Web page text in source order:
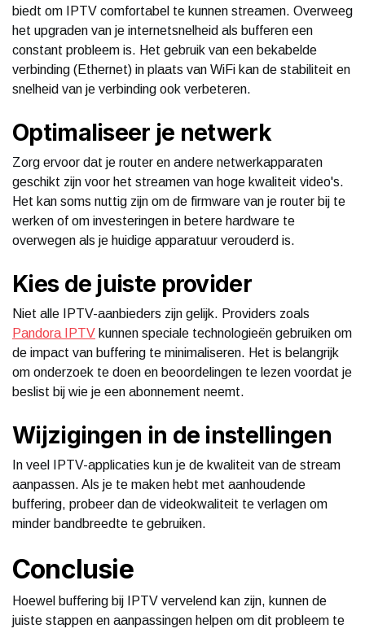
biedt om IPTV comfortabel te kunnen streamen. Overweeg
het upgraden van je internetsnelheid als bufferen een
constant probleem is. Het gebruik van een bekabelde
verbinding (Ethernet) in plaats van WiFi kan de stabiliteit en
snelheid van je verbinding ook verbeteren.
Optimaliseer je netwerk
Zorg ervoor dat je router en andere netwerkapparaten
geschikt zijn voor het streamen van hoge kwaliteit video's.
Het kan soms nuttig zijn om de firmware van je router bij te
werken of om investeringen in betere hardware te
overwegen als je huidige apparatuur verouderd is.
Kies de juiste provider
Niet alle IPTV-aanbieders zijn gelijk. Providers zoals
Pandora IPTV kunnen speciale technologieën gebruiken om
de impact van buffering te minimaliseren. Het is belangrijk
om onderzoek te doen en beoordelingen te lezen voordat je
beslist bij wie je een abonnement neemt.
Wijzigingen in de instellingen
In veel IPTV-applicaties kun je de kwaliteit van de stream
aanpassen. Als je te maken hebt met aanhoudende
buffering, probeer dan de videokwaliteit te verlagen om
minder bandbreedte te gebruiken.
Conclusie
Hoewel buffering bij IPTV vervelend kan zijn, kunnen de
juiste stappen en aanpassingen helpen om dit probleem te